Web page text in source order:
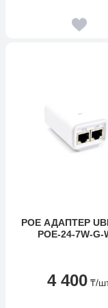
POE АДАПТЕР
POE-24-7W-G-
4 400 ₸/